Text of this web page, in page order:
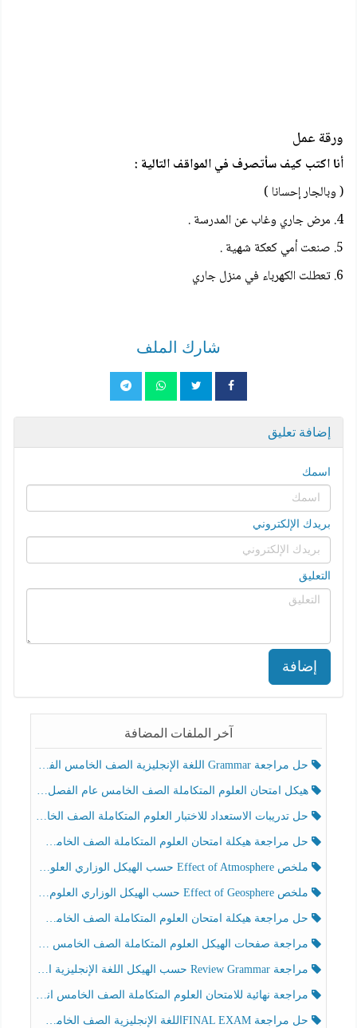
ورقة عمل
أنا اكتب كيف سأتصرف في المواقف التالية :
( وبالجار إحسانا )
4. مرض جاري وغاب عن المدرسة .
5. صنعت أمي كعكة شهية .
6. تعطلت الكهرباء في منزل جاري
شارك الملف
إضافة تعليق
اسمك
بريدك الإلكتروني
التعليق
إضافة
آخر الملفات المضافة
حل مراجعة Grammar اللغة الإنجليزية الصف الخامس الفصل الثالث
هيكل امتحان العلوم المتكاملة الصف الخامس عام الفصل الدراسي الثالث 2025-2026
حل تدريبات الاستعداد للاختبار العلوم المتكاملة الصف الخامس عام الفصل الثالث
حل مراجعة هيكلة امتحان العلوم المتكاملة الصف الخامس انسبير الفصل الثالث
ملخص Effect of Atmosphere حسب الهيكل الوزاري العلوم المتكاملة الصف الخامس انسبير الفصل الثالث
ملخص Effect of Geosphere حسب الهيكل الوزاري العلوم المتكاملة الصف الخامس انسبير الفصل الثالث
حل مراجعة هيكلة امتحان العلوم المتكاملة الصف الخامس عام الفصل الثالث
مراجعة صفحات الهيكل العلوم المتكاملة الصف الخامس انسبير الفصل الثالث
مراجعة Review Grammar حسب الهيكل اللغة الإنجليزية الصف الخامس الفصل الثالث
مراجعة نهائية للامتحان العلوم المتكاملة الصف الخامس انسبير الفصل الثالث
حل مراجعة FINAL EXAMاللغة الإنجليزية الصف الخامس الفصل الثالث